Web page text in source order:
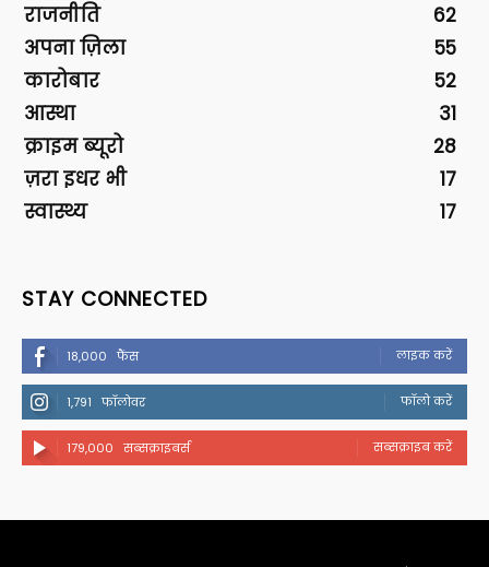
राजनीति
62
अपना ज़िला
55
कारोबार
52
आस्था
31
क्राइम ब्यूरो
28
ज़रा इधर भी
17
स्वास्थ्य
17
STAY CONNECTED
18,000 फैंस लाइक करें
1,791 फॉलोवर फॉलो करें
179,000 सब्सक्राइबर्स सब्सक्राइब करें